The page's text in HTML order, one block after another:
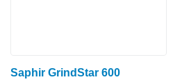
Saphir GrindStar 600